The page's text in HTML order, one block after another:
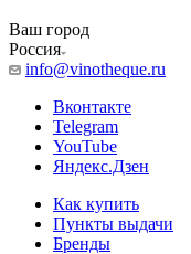
Ваш город
Россия
info@vinotheque.ru
Вконтакте
Telegram
YouTube
Яндекс.Дзен
Как купить
Пункты выдачи
Бренды